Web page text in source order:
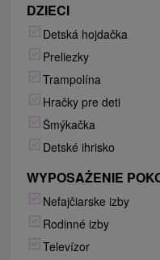
DZIECI
Detská hojdačka
Preliezky
Trampolína
Hračky pre deti
Šmýkačka
Detské ihrisko
WYPOSAŻENIE
Nefajčiarske izby
Rodinné izby
Televízor